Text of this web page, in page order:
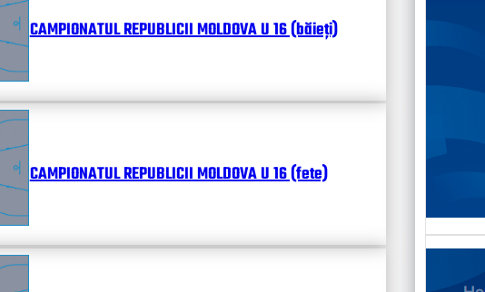
CAMPIONATUL REPUBLICII MOLDOVA U 16 (băieți)
CAMPIONATUL REPUBLICII MOLDOVA U 16 (fete)